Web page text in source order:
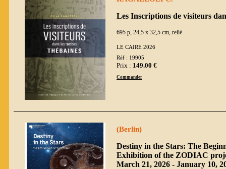
Les Inscriptions de visiteurs
695 p, 24,5 x 32,5 cm, relié
LE CAIRE 2026
Réf : 19905
Prix : 149.00 €
Commander
(Berlin)
Destiny in the Stars: The
Exhibition of the ZODIAC
March 21, 2026 - January 10,